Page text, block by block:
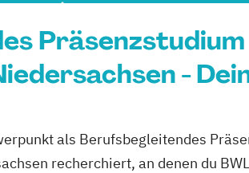
-
als Berufsbegleitendes
recherchiert, an denen du